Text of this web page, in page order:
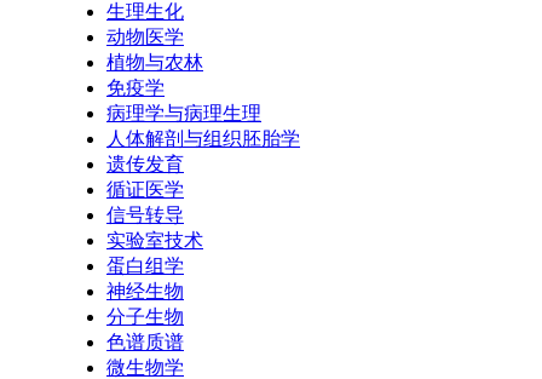
生理生化
动物医学
植物与农林
免疫学
病理学与病理生理
人体解剖与组织胚胎学
遗传发育
循证医学
信号转导
实验室技术
蛋白组学
神经生物
分子生物
色谱质谱
微生物学